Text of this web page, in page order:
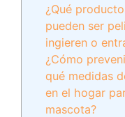
¿Qué
pueden ser
ingieren o
¿Cómo
qué medidas
en el hogar
mascota?